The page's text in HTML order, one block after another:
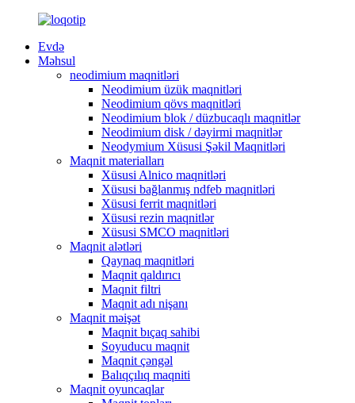
Evdə
Məhsul
neodimium maqnitləri
Neodimium üzük maqnitləri
Neodimium qövs maqnitləri
Neodimium blok / düzbucaqlı maqnitlər
Neodimium disk / dəyirmi maqnitlər
Neodymium Xüsusi Şəkil Maqnitləri
Maqnit materialları
Xüsusi Alnico maqnitləri
Xüsusi bağlanmış ndfeb maqnitləri
Xüsusi ferrit maqnitləri
Xüsusi rezin maqnitlər
Xüsusi SMCO maqnitləri
Maqnit alətləri
Qaynaq maqnitləri
Maqnit qaldırıcı
Maqnit filtri
Maqnit adı nişanı
Maqnit məişət
Maqnit bıçaq sahibi
Soyuducu maqnit
Maqnit çəngəl
Balıqçılıq maqniti
Maqnit oyuncaqlar